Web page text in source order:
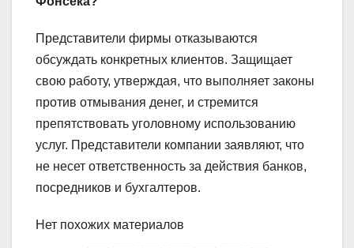
Представители фирмы отказываются
обсуждать конкретных клиентов. Защищает
свою работу, утверждая, что выполняет законы
против отмывания денег, и стремится
препятствовать уголовному использованию
услуг. Представители компании заявляют, что
не несет ответственность за действия банков,
посредников и бухгалтеров.
Нет похожих материалов